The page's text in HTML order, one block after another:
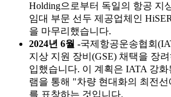
Holding으로부터 독일의 항공 지
임대 부문 선두 제공업체인
을 마무리했습니다.
2024년 6월 -국제항공운송협회
지상 지원 장비(GSE) 채택을 장
입했습니다. 이 계획은 IATA 강화
램을 통해 "차량 현대화의 최전
를 표창하는 것입니다.